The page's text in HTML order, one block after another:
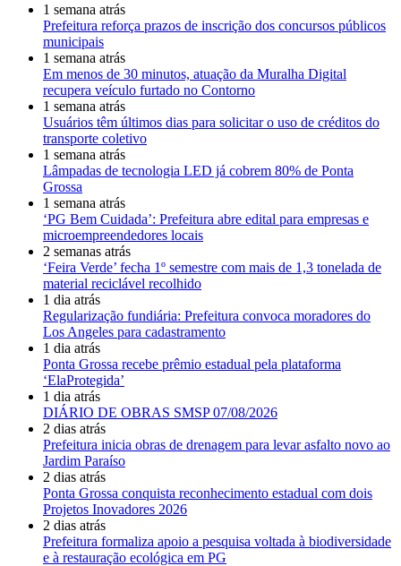
1 semana atrás
Prefeitura reforça prazos de inscrição dos concursos públicos
municipais
1 semana atrás
Em menos de 30 minutos, atuação da Muralha Digital
recupera veículo furtado no Contorno
1 semana atrás
Usuários têm últimos dias para solicitar o uso de créditos do
transporte coletivo
1 semana atrás
Lâmpadas de tecnologia LED já cobrem 80% de Ponta
Grossa
1 semana atrás
‘PG Bem Cuidada’: Prefeitura abre edital para empresas e
microempreendedores locais
2 semanas atrás
‘Feira Verde’ fecha 1º semestre com mais de 1,3 tonelada de
material reciclável recolhido
1 dia atrás
Regularização fundiária: Prefeitura convoca moradores do
Los Angeles para cadastramento
1 dia atrás
Ponta Grossa recebe prêmio estadual pela plataforma
‘ElaProtegida’
1 dia atrás
DIÁRIO DE OBRAS SMSP 07/08/2026
2 dias atrás
Prefeitura inicia obras de drenagem para levar asfalto novo ao
Jardim Paraíso
2 dias atrás
Ponta Grossa conquista reconhecimento estadual com dois
Projetos Inovadores 2026
2 dias atrás
Prefeitura formaliza apoio a pesquisa voltada à biodiversidade
e à restauração ecológica em PG